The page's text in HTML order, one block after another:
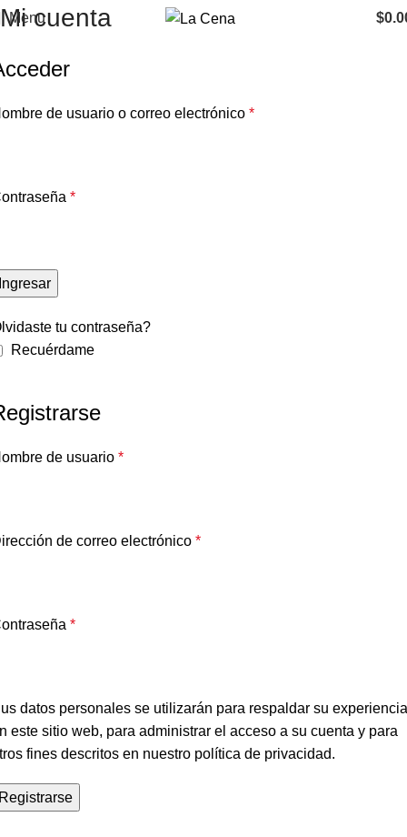
Menu $
Mi cuenta
de usuario o correo electrónico *
*
tu contraseña?
Recuérdame
de usuario *
de correo electrónico *
*
datos personales se utilizarán para respaldar su experiencia
este sitio web, para administrar el acceso a su cuenta y para
fines descritos en nuestro política de privacidad.